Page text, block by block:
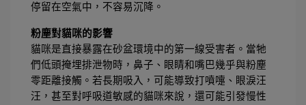
停留在空氣中，不容易沉降。
粉塵對貓咪的影響
貓咪是直接暴露在砂盆環境中的第一線受害者。當牠
們低頭掩埋排泄物時，鼻子、眼睛和嘴巴幾乎與粉塵
零距離接觸。若長期吸入，可能導致打噴嚏、眼淚汪
汪，甚至對呼吸道敏感的貓咪來說，還可能引發慢性